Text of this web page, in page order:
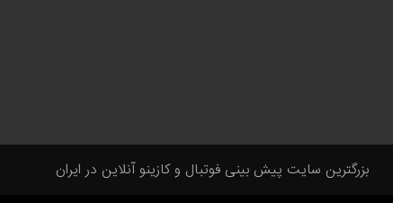
بزرگترین سایت پیش بینی فوتبال و کازینو آنلاین در ایران